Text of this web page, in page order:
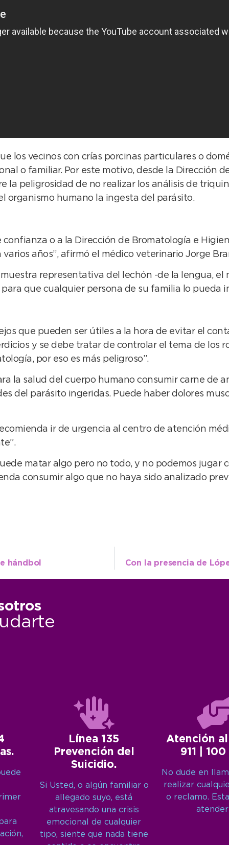
los vecinos con crías porcinas particulares o
o familiar. Por este motivo, desde la Dirección
la peligrosidad de no realizar los análisis de
organismo humano la ingesta del parásito.
o a la Dirección de Bromatología e
años”, afirmó el médico veterinario Jorge
representativa del lechón -de la lengua,
que cualquier persona de su familia lo pueda
que pueden ser útiles a la hora de evitar el
y se debe tratar de controlar el tema de los
por eso es más peligroso”.
la salud del cuerpo humano consumir carne de
del parásito ingeridas. Puede haber dolores
ir de urgencia al centro de atención
matar algo pero no todo, y no podemos jugar
consumir algo que no haya sido analizado
hándbol
Línea 135
Prevención del
Suicidio.
Si Usted, o algún familiar o
allegado suyo, está
atravesando una crisis
emocional de cualquier
tipo, siente que nada tiene
Atención
911 | 100
No dude en
realizar
o reclamo.